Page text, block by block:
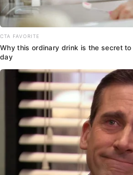
CTA FAVORITE
Why this ordinary drink is the secret
day